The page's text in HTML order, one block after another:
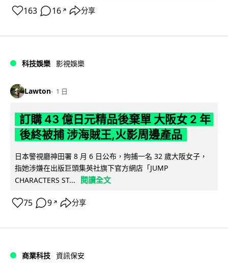
163 16 ↗ 分享
科技娛樂 影視娛樂
Lawton 1 日
訂購 43 億日元精品後棄單 大阪女 2 年
後終被捕 涉海賊王,火影周邊產品
日本警視廳神田署 8 月 6 日公布，拘捕一名 32 歲大阪女子，
指她涉嫌在出版巨頭集英社旗下官方網店「JUMP
CHARACTERS ST...
閱讀全文
75 9 ↗ 分享
商業科技 資訊保安